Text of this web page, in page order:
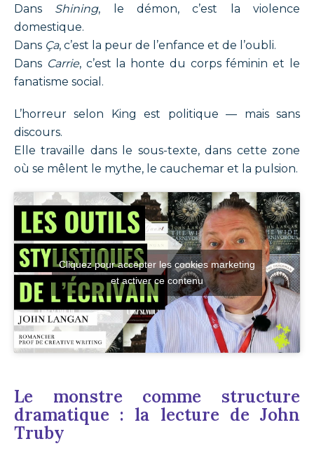
Dans Shining, le démon, c’est la violence
domestique.
Dans Ça, c’est la peur de l’enfance et de l’oubli.
Dans Carrie, c’est la honte du corps féminin et le
fanatisme social.
L’horreur selon King est politique — mais sans
discours.
Elle travaille dans le sous-texte, dans cette zone
où se mêlent le mythe, le cauchemar et la pulsion.
Cliquez pour accepter les cookies marketing
et activer ce contenu
Le monstre comme structure
dramatique : la lecture de John
Truby